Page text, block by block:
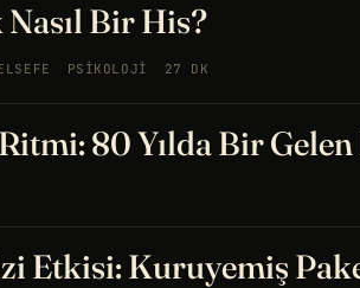
Nasıl Bir His?
PSIKOLOJI 27 DK
80 Yılda Bir Gelen
Etkisi: Kuruyemiş